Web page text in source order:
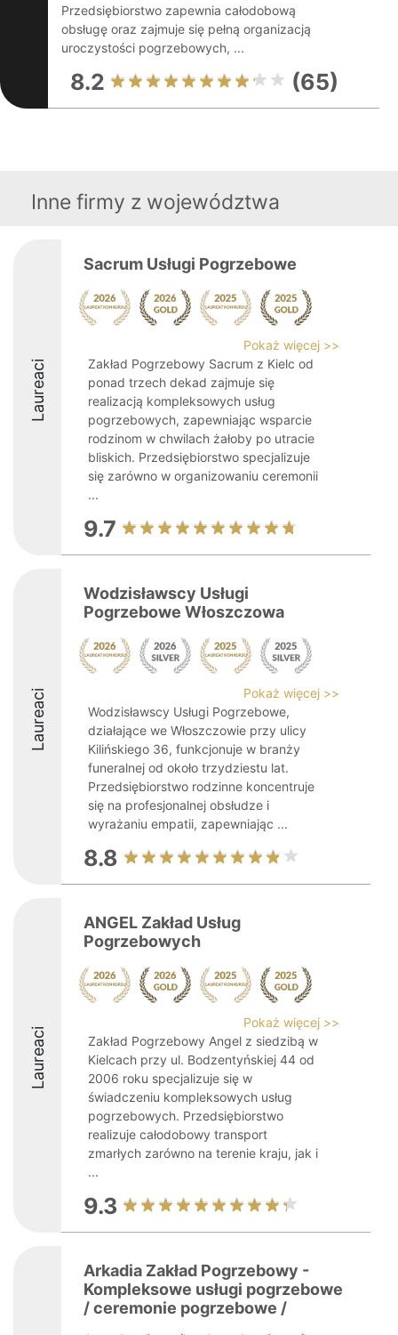
Przedsiębiorstwo zapewnia całodobową
obsługę oraz zajmuje się pełną organizacją
uroczystości pogrzebowych, ...
8.2 (65)
Inne firmy z województwa
Laureaci
Sacrum Usługi Pogrzebowe
Pokaż więcej >>
Zakład Pogrzebowy Sacrum z Kielc od
ponad trzech dekad zajmuje się
realizacją kompleksowych usług
pogrzebowych, zapewniając wsparcie
rodzinom w chwilach żałoby po utracie
bliskich. Przedsiębiorstwo specjalizuje
się zarówno w organizowaniu ceremonii
...
9.7
Laureaci
Wodzisławscy Usługi
Pogrzebowe Włoszczowa
Pokaż więcej >>
Wodzisławscy Usługi Pogrzebowe,
działające we Włoszczowie przy ulicy
Kilińskiego 36, funkcjonuje w branży
funeralnej od około trzydziestu lat.
Przedsiębiorstwo rodzinne koncentruje
się na profesjonalnej obsłudze i
wyrażaniu empatii, zapewniając ...
8.8
Laureaci
ANGEL Zakład Usług
Pogrzebowych
Pokaż więcej >>
Zakład Pogrzebowy Angel z siedzibą w
Kielcach przy ul. Bodzentyńskiej 44 od
2006 roku specjalizuje się w
świadczeniu kompleksowych usług
pogrzebowych. Przedsiębiorstwo
realizuje całodobowy transport
zmarłych zarówno na terenie kraju, jak i
...
9.3
Arkadia Zakład Pogrzebowy -
Kompleksowe usługi pogrzebowe
/ ceremonie pogrzebowe /